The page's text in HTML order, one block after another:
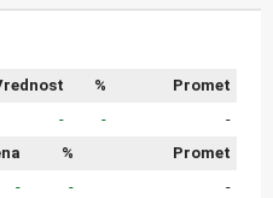
%
Promet
- -
-
%
Promet
- -
-